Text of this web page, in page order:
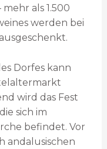
als 1.500
werden bei
Dorfes kann
wird das Fest
sich im
befindet. Vor
andalusischen